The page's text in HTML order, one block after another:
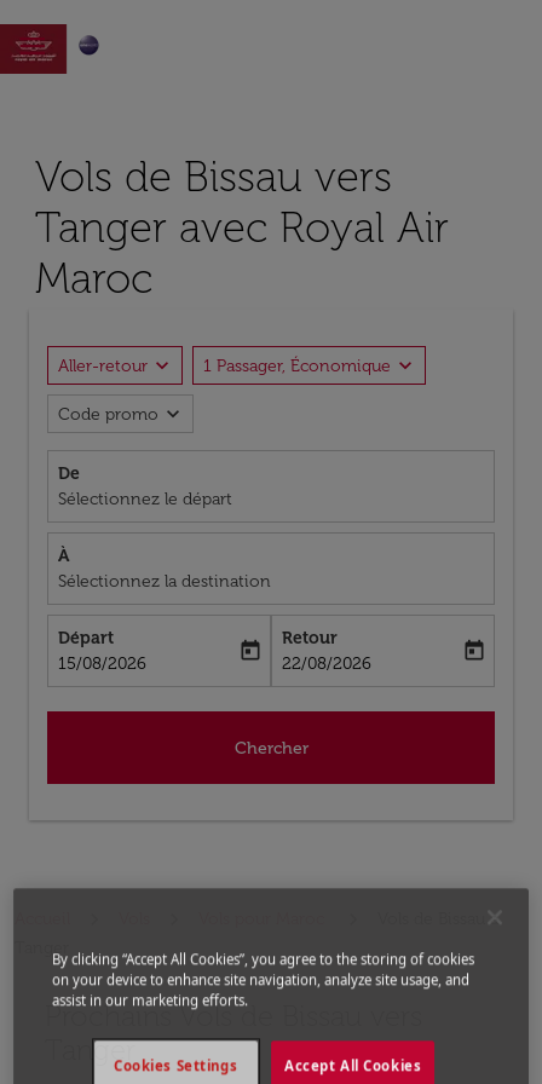

Vols de Bissau vers
Tanger avec Royal Air
Maroc
Aller-retour expand_more 1 Passager, Économique expand_more
Code promo expand_more
De
Sélectionnez le départ
À
Sélectionnez la destination
Départ
fc-booking-departure-date-aria-label
15/08/2026
today
Retour
fc-booking-return-date-aria-label
22/08/2026
today
Chercher
Vols de Bissau a
Prochains Vols de Bissau vers
Tanger
Aucun tarif trouvé pour les options populaires
By clicking “Accept All Cookies”, you agree to the storing of cookies
on your device to enhance site navigation, analyze site usage, and
assist in our marketing efforts.
Accept All Cookies
Cookies Settings